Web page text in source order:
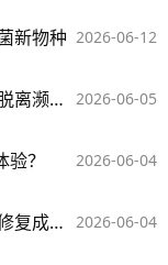
2026-06-12
新物种
2026-06-05
为什么东北虎已经逆转灭亡，却还没有脱离濒危物种的行列……
2026-06-04
？
2026-06-04
大熊猫野外生态观测站样地监测和生态修复成效显著